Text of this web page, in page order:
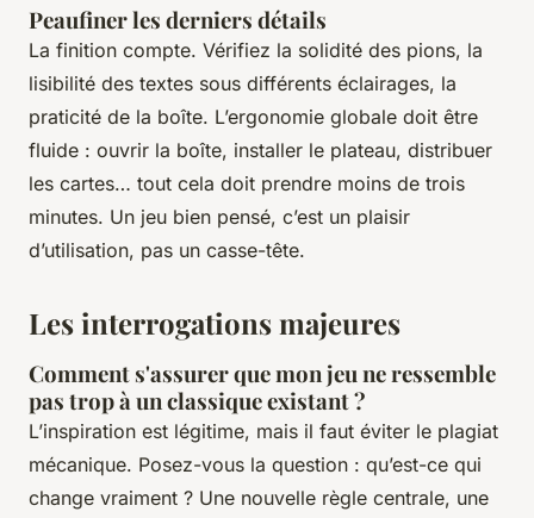
Peaufiner les derniers détails
La finition compte. Vérifiez la solidité des pions, la
lisibilité des textes sous différents éclairages, la
praticité de la boîte. L’ergonomie globale doit être
fluide : ouvrir la boîte, installer le plateau, distribuer
les cartes… tout cela doit prendre moins de trois
minutes. Un jeu bien pensé, c’est un plaisir
d’utilisation, pas un casse-tête.
Les interrogations majeures
Comment s'assurer que mon jeu ne ressemble
pas trop à un classique existant ?
L’inspiration est légitime, mais il faut éviter le plagiat
mécanique. Posez-vous la question : qu’est-ce qui
change vraiment ? Une nouvelle règle centrale, une